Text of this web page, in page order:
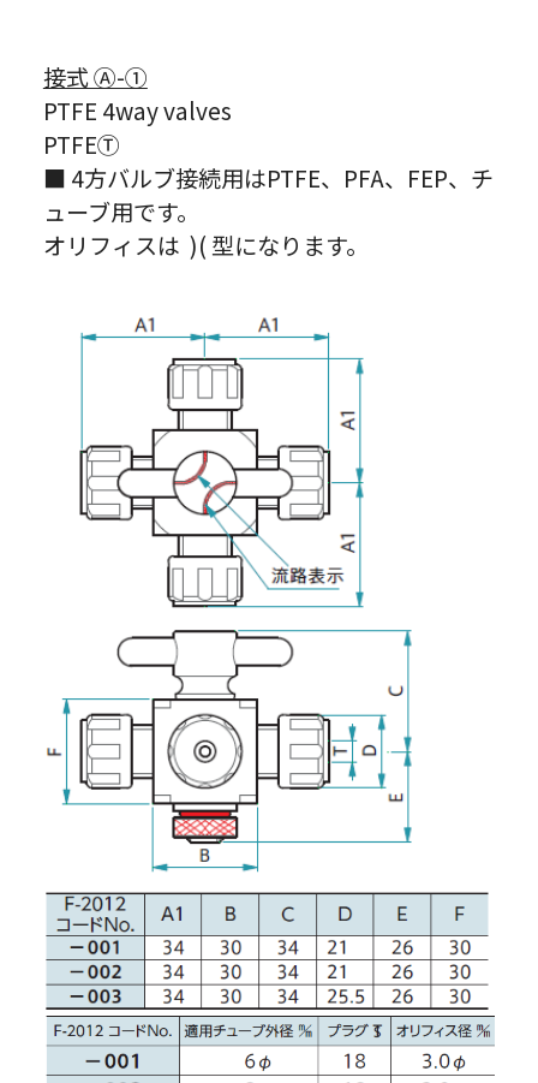
接式 Ⓐ-①
PTFE 4way valves
PTFEⓉ
■ 4方バルブ接続用はPTFE、PFA、FEP、チ
ューブ用です。
オリフィスは )( 型になります。